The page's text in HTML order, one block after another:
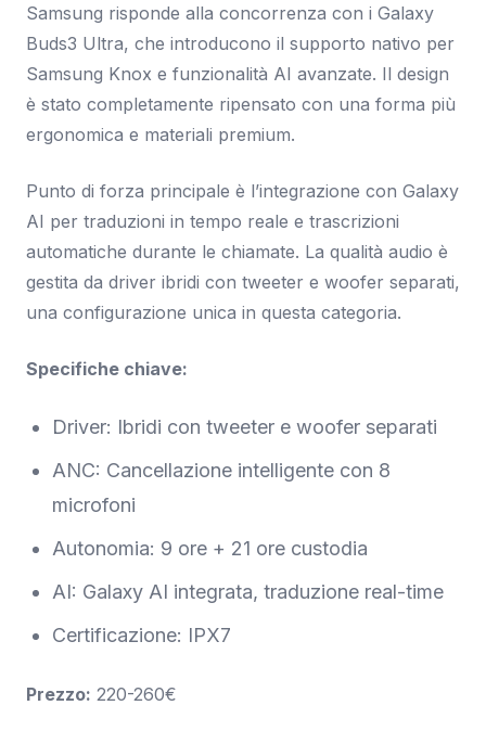
Samsung risponde alla concorrenza con i Galaxy
Buds3 Ultra, che introducono il supporto nativo per
Samsung Knox e funzionalità AI avanzate. Il design
è stato completamente ripensato con una forma più
ergonomica e materiali premium.
Punto di forza principale è l’integrazione con Galaxy
AI per traduzioni in tempo reale e trascrizioni
automatiche durante le chiamate. La qualità audio è
gestita da driver ibridi con tweeter e woofer separati,
una configurazione unica in questa categoria.
Specifiche chiave:
Driver: Ibridi con tweeter e woofer separati
ANC: Cancellazione intelligente con 8
microfoni
Autonomia: 9 ore + 21 ore custodia
AI: Galaxy AI integrata, traduzione real-time
Certificazione: IPX7
Prezzo: 220-260€